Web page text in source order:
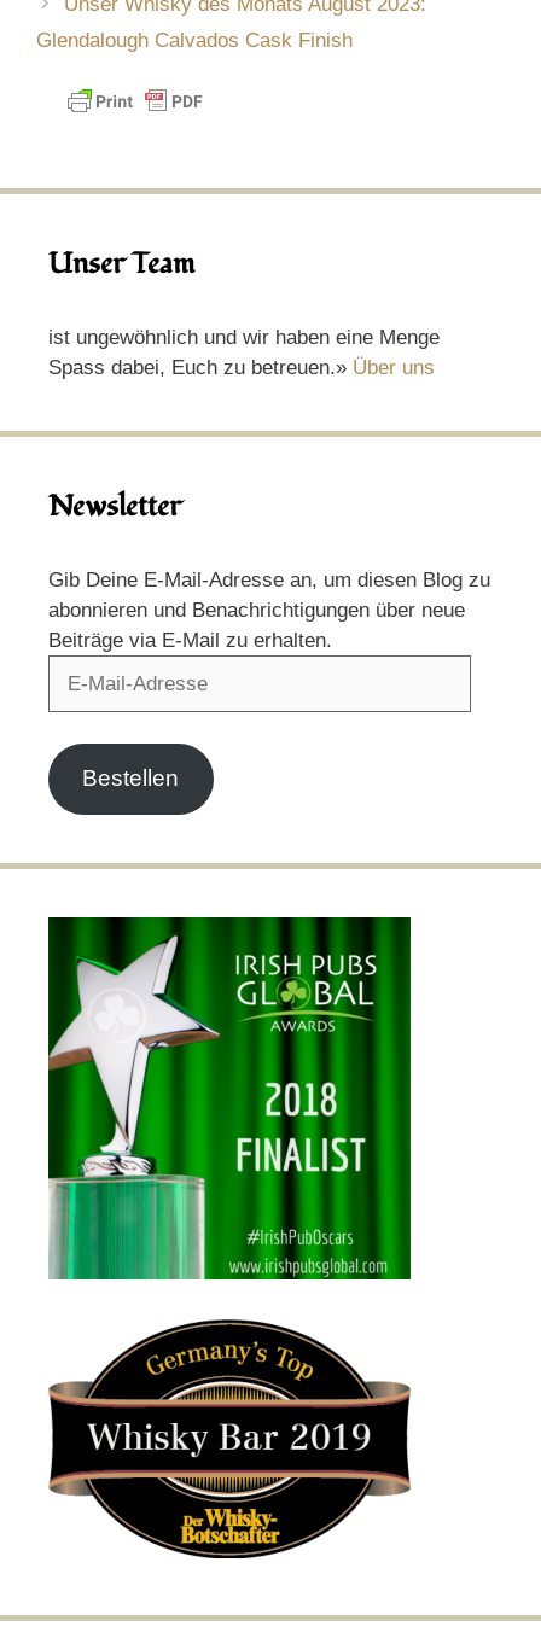
Glendalough Calvados Cask Finish
Unser Team
ist ungewöhnlich und wir haben eine Menge
Spass dabei, Euch zu betreuen.» Über uns
Newsletter
Gib Deine E-Mail-Adresse an, um diesen Blog zu
abonnieren und Benachrichtigungen über neue
Beiträge via E-Mail zu erhalten.
Bestellen